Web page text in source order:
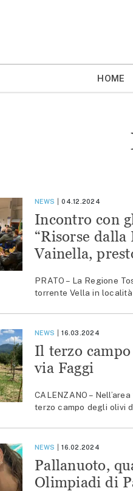
HOME
NEWS 04.12.2024
Incontro con
“Risorse dalla
Vainella,
PRATO – La Regione
torrente Vella in
NEWS 16.03.2024
Il terzo
via Faggi
CALENZANO –
terzo campo degli olivi
NEWS 16.02.2024
Pallanuoto,
Olimpiadi di